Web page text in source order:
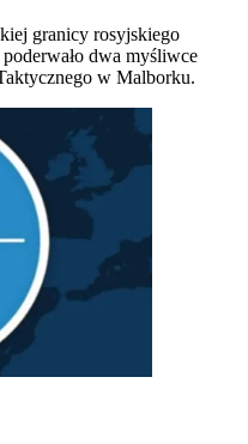
granicy rosyjskiego
dwa myśliwce
w Malborku.